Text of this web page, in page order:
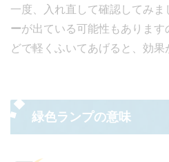
一度、入れ直して確認してみま
ーが出ている可能性もありま
どで軽くふいてあげると、効果
緑色ランプの意味